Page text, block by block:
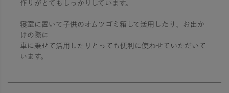
作りがとてもしっかりしています。
寝室に置いて子供のオムツゴミ箱して活用したり、お出か
けの際に
車に乗せて活用したりとっても便利に使わせていただいて
います。